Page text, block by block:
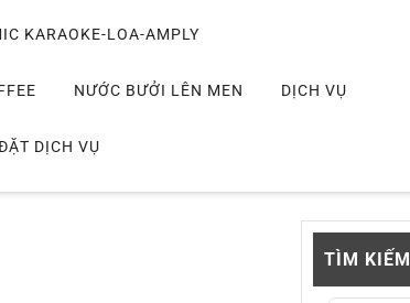
KARAOKE-LOA-AMPLY
NƯỚC BƯỞI LÊN MEN DỊCH VỤ
DỊCH VỤ
TÌM KIẾM